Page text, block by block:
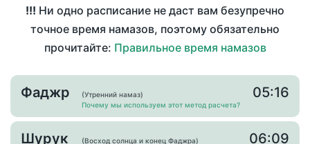
!!! Ни одно расписание не даст вам безупречно
точное время намазов, поэтому обязательно
прочитайте: Правильное время намазов
Фаджр
(Утренний намаз)
Почему мы используем этот метод расчета?
05:16
Шурук
(Восход солнца и конец Фаджра)
06:09